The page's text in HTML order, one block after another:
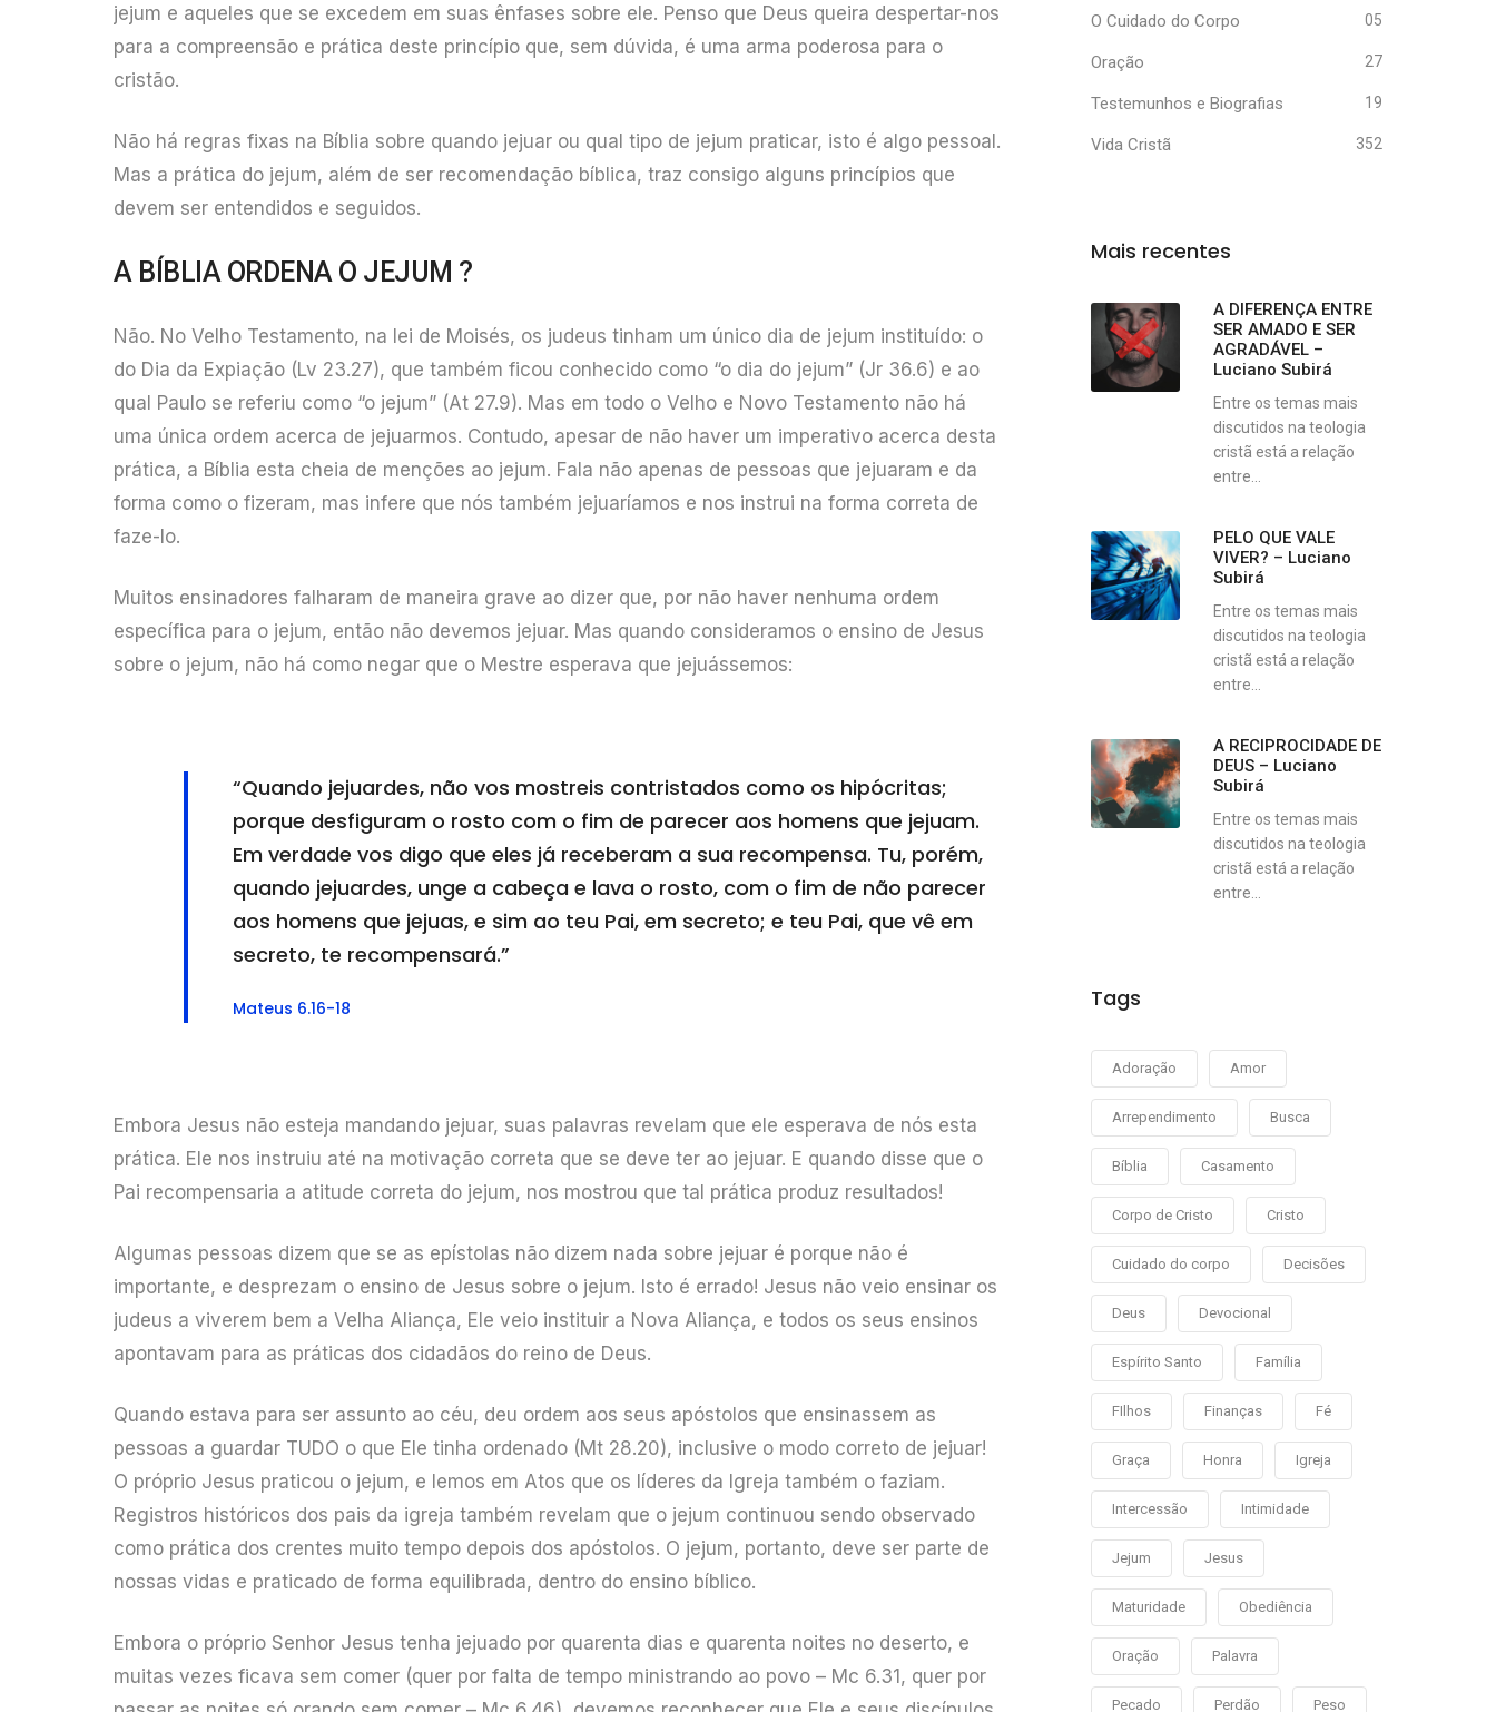
jejum e aqueles que se excedem em suas ênfases sobre ele. Penso que Deus queira despertar-nos
para a compreensão e prática deste princípio que, sem dúvida, é uma arma poderosa para o
cristão.
Não há regras fixas na Bíblia sobre quando jejuar ou qual tipo de jejum praticar, isto é algo pessoal.
Mas a prática do jejum, além de ser recomendação bíblica, traz consigo alguns princípios que
devem ser entendidos e seguidos.
A BÍBLIA ORDENA O JEJUM ?
Não. No Velho Testamento, na lei de Moisés, os judeus tinham um único dia de jejum instituído: o
do Dia da Expiação (Lv 23.27), que também ficou conhecido como “o dia do jejum” (Jr 36.6) e ao
qual Paulo se referiu como “o jejum” (At 27.9). Mas em todo o Velho e Novo Testamento não há
uma única ordem acerca de jejuarmos. Contudo, apesar de não haver um imperativo acerca desta
prática, a Bíblia esta cheia de menções ao jejum. Fala não apenas de pessoas que jejuaram e da
forma como o fizeram, mas infere que nós também jejuaríamos e nos instrui na forma correta de
faze-lo.
Muitos ensinadores falharam de maneira grave ao dizer que, por não haver nenhuma ordem
específica para o jejum, então não devemos jejuar. Mas quando consideramos o ensino de Jesus
sobre o jejum, não há como negar que o Mestre esperava que jejuássemos:
“Quando jejuardes, não vos mostreis contristados como os hipócritas;
porque desfiguram o rosto com o fim de parecer aos homens que jejuam.
Em verdade vos digo que eles já receberam a sua recompensa. Tu, porém,
quando jejuardes, unge a cabeça e lava o rosto, com o fim de não parecer
aos homens que jejuas, e sim ao teu Pai, em secreto; e teu Pai, que vê em
secreto, te recompensará.”
Mateus 6.16-18
Embora Jesus não esteja mandando jejuar, suas palavras revelam que ele esperava de nós esta
prática. Ele nos instruiu até na motivação correta que se deve ter ao jejuar. E quando disse que o
Pai recompensaria a atitude correta do jejum, nos mostrou que tal prática produz resultados!
Algumas pessoas dizem que se as epístolas não dizem nada sobre jejuar é porque não é
importante, e desprezam o ensino de Jesus sobre o jejum. Isto é errado! Jesus não veio ensinar os
judeus a viverem bem a Velha Aliança, Ele veio instituir a Nova Aliança, e todos os seus ensinos
apontavam para as práticas dos cidadãos do reino de Deus.
Quando estava para ser assunto ao céu, deu ordem aos seus apóstolos que ensinassem as
pessoas a guardar TUDO o que Ele tinha ordenado (Mt 28.20), inclusive o modo correto de jejuar!
O próprio Jesus praticou o jejum, e lemos em Atos que os líderes da Igreja também o faziam.
Registros históricos dos pais da igreja também revelam que o jejum continuou sendo observado
como prática dos crentes muito tempo depois dos apóstolos. O jejum, portanto, deve ser parte de
nossas vidas e praticado de forma equilibrada, dentro do ensino bíblico.
Embora o próprio Senhor Jesus tenha jejuado por quarenta dias e quarenta noites no deserto, e
muitas vezes ficava sem comer (quer por falta de tempo ministrando ao povo – Mc 6.31, quer por
O Cuidado do Corpo 05
Oração 27
Testemunhos e Biografias 19
Vida Cristã 352
Mais recentes
A DIFERENÇA ENTRE
SER AMADO E SER
AGRADÁVEL –
Luciano Subirá
Entre os temas mais
discutidos na teologia
cristã está a relação
entre...
PELO QUE VALE
VIVER? – Luciano
Subirá
Entre os temas mais
discutidos na teologia
cristã está a relação
entre...
A RECIPROCIDADE DE
DEUS – Luciano
Subirá
Entre os temas mais
discutidos na teologia
cristã está a relação
entre...
Tags
Adoração Amor
Arrependimento Busca
Bíblia Casamento
Corpo de Cristo Cristo
Cuidado do corpo Decisões
Deus Devocional
Espírito Santo Família
FIlhos Finanças Fé
Graça Honra Igreja
Intercessão Intimidade
Jejum Jesus
Maturidade Obediência
Oração Palavra
Pecado Perdão Peso